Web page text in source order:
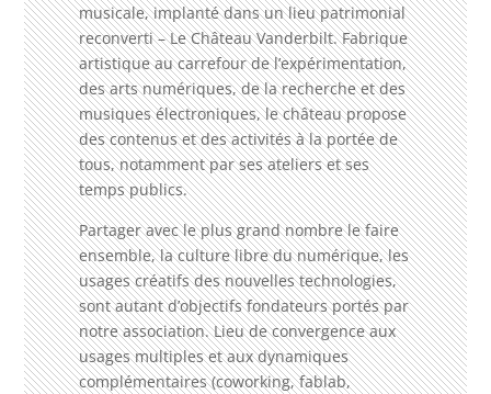
musicale, implanté dans un lieu patrimonial
reconverti – Le Château Vanderbilt. Fabrique
artistique au carrefour de l’expérimentation,
des arts numériques, de la recherche et des
musiques électroniques, le château propose
des contenus et des activités à la portée de
tous, notamment par ses ateliers et ses
temps publics.
Partager avec le plus grand nombre le faire
ensemble, la culture libre du numérique, les
usages créatifs des nouvelles technologies,
sont autant d’objectifs fondateurs portés par
notre association. Lieu de convergence aux
usages multiples et aux dynamiques
complémentaires (coworking, fablab,